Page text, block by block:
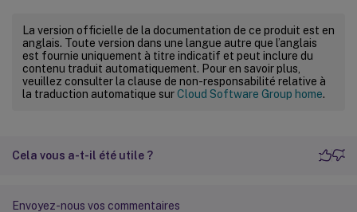
La version officielle de la documentation de ce produit est en
anglais. Toute version dans une langue autre que l’anglais
est fournie uniquement à titre indicatif et peut inclure du
contenu traduit automatiquement. Pour en savoir plus,
veuillez consulter la clause de non-responsabilité relative à
la traduction automatique surCloud Software Group home.
Cela vous a-t-il été utile ?
Envoyez-nous vos commentaires